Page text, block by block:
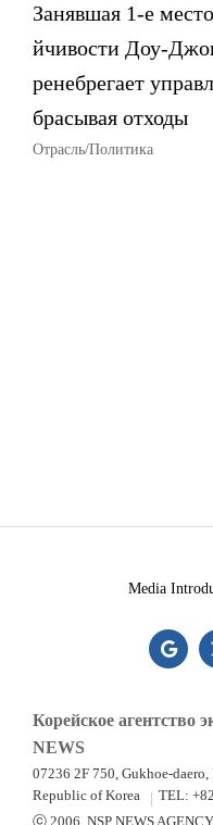
Занявшая 1-е
йчивости Доу-
ренебрегает
брасывая отходы
Отрасль/Политика
Media
Корейское агентство
NEWS
07236 2F 750, Gukhoe-
Republic of Korea
TEL:
ⓒ 2006. NSP NEWS